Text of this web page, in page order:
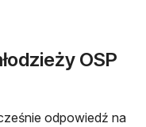
OSP
odpowiedź na